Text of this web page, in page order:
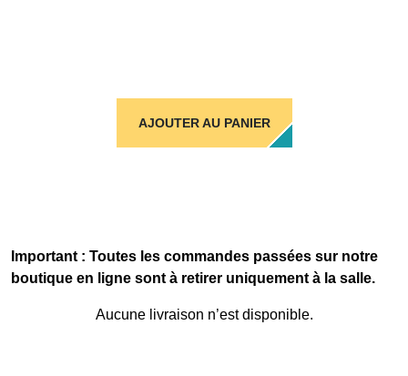
AJOUTER AU PANIER
Important : Toutes les commandes passées sur notre
boutique en ligne sont à retirer uniquement à la salle.
Aucune livraison n’est disponible.